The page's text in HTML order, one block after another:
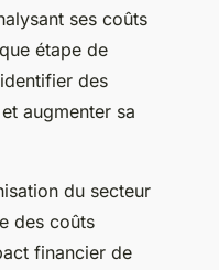
ses coûts
étape de
des
augmenter sa
du secteur
des coûts
financier de